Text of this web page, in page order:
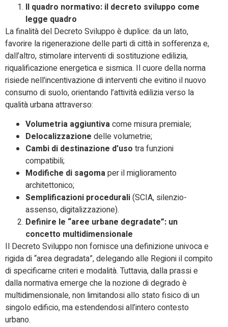
Il quadro normativo: il decreto sviluppo come
legge quadro
La finalità del Decreto Sviluppo è duplice: da un lato,
favorire la rigenerazione delle parti di città in sofferenza e,
dall’altro, stimolare interventi di sostituzione edilizia,
riqualificazione energetica e sismica. Il cuore della norma
risiede nell’incentivazione di interventi che evitino il nuovo
consumo di suolo, orientando l’attività edilizia verso la
qualità urbana attraverso:
Volumetria aggiuntivacome misura premiale;
Delocalizzazione delle volumetrie;
Cambi di destinazione d’uso tra funzioni
compatibili;
Modifiche di sagomaper il miglioramento
architettonico;
Semplificazioni procedurali(SCIA, silenzio-
assenso, digitalizzazione).
Definire le “aree urbane degradate”: un
concetto multidimensionale
Il Decreto Sviluppo non fornisce una definizione univoca e
rigida di “area degradata”, delegando alle Regioni il compito
di specificarne criteri e modalità. Tuttavia, dalla prassi e
dalla normativa emerge che la nozione di degrado è
multidimensionale, non limitandosi allo stato fisico di un
singolo edificio, ma estendendosi all’intero contesto
urbano.